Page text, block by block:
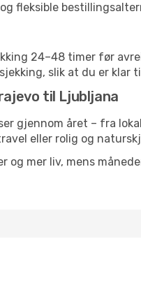
fleksible
24–48 timer før
slik at du er klar
til Ljubljana
gjennom året – fra
eller rolig og
mer liv, mens